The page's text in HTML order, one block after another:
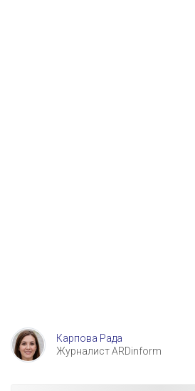
Карпова Рада
Журналист ARDinform